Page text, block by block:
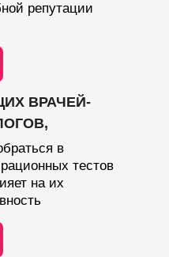
репутации
ВРАЧЕЙ-
в
тестов
на их